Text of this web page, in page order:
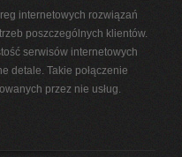
internetowych rozwiązań
poszczególnych klientów.
serwisów internetowych
detale. Takie połączenie
przez nie usług.